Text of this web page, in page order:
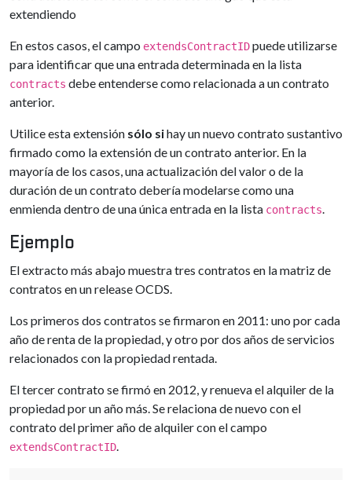
extendiendo
En estos casos, el campo extendsContractIDpuede utilizarse
para identificar que una entrada determinada en la lista
contracts debe entenderse como relacionada a un contrato
anterior.
Utilice esta extensión sólo sihay un nuevo contrato sustantivo
firmado como la extensión de un contrato anterior. En la
mayoría de los casos, una actualización del valor o de la
duración de un contrato debería modelarse como una
enmienda dentro de una única entrada en la lista contracts.
Ejemplo
El extracto más abajo muestra tres contratos en la matriz de
contratos en un release OCDS.
Los primeros dos contratos se firmaron en 2011: uno por cada
año de renta de la propiedad, y otro por dos años de servicios
relacionados con la propiedad rentada.
El tercer contrato se firmó en 2012, y renueva el alquiler de la
propiedad por un año más. Se relaciona de nuevo con el
contrato del primer año de alquiler con el campo
extendsContractID.